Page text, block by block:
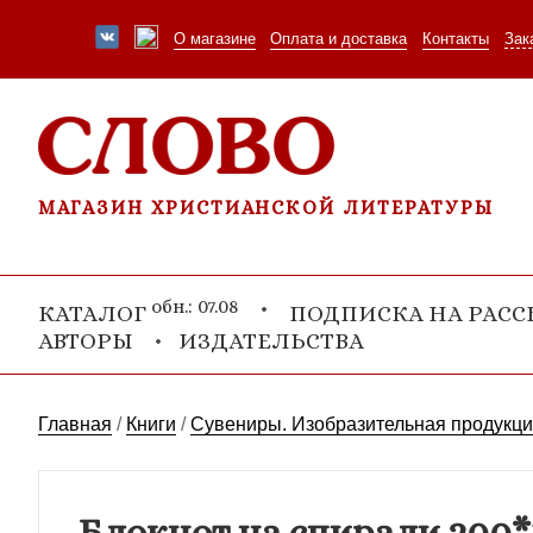
О магазине Оплата и доставка Контакты
МАГАЗИН ХРИСТИАНСКОЙ ЛИТЕРАТУРЫ
КАТАЛОГ обн.: 07.08
ПОДПИСКА НА
АВТОРЫ
ИЗДАТЕЛЬСТВА
Главная / Книги /Сувениры. Изобразительная